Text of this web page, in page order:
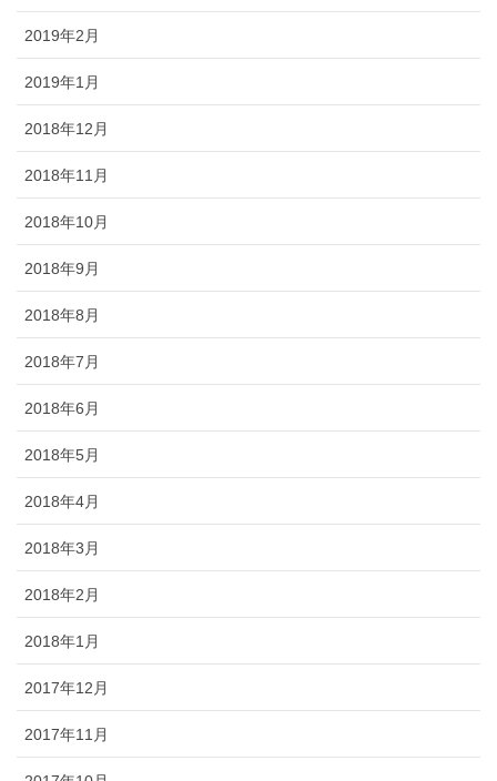
2019年2月
2019年1月
2018年12月
2018年11月
2018年10月
2018年9月
2018年8月
2018年7月
2018年6月
2018年5月
2018年4月
2018年3月
2018年2月
2018年1月
2017年12月
2017年11月